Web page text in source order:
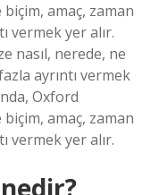
biçim, amaç, zaman
vermek yer alır.
nasıl, nerede, ne
ayrıntı vermek
Oxford
biçim, amaç, zaman
vermek yer alır.